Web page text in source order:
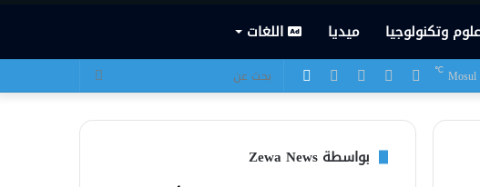
علوم وتكنولوجيا ميديا اللغات
الوضعانستقرام يوتيوب تويتر
فيسبوك Mosul
℃
بواسطة Zewa News